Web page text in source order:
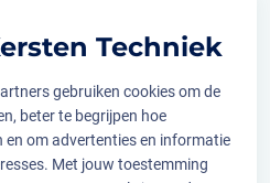
Techniek
gebruiken cookies om de
beter te begrijpen hoe
en om advertenties en informatie
Met jouw toestemming